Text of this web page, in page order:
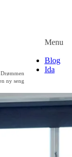
ny seng
Menu
Blog
Ida